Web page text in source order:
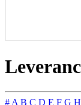
# A B C D E F G H